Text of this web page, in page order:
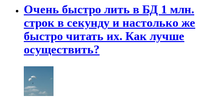
Очень быстро лить в БД 1 млн.
строк в секунду и настолько же
быстро читать их. Как лучше
осуществить?